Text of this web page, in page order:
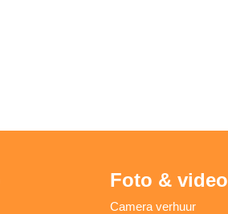
Foto & video
Camera verhuur